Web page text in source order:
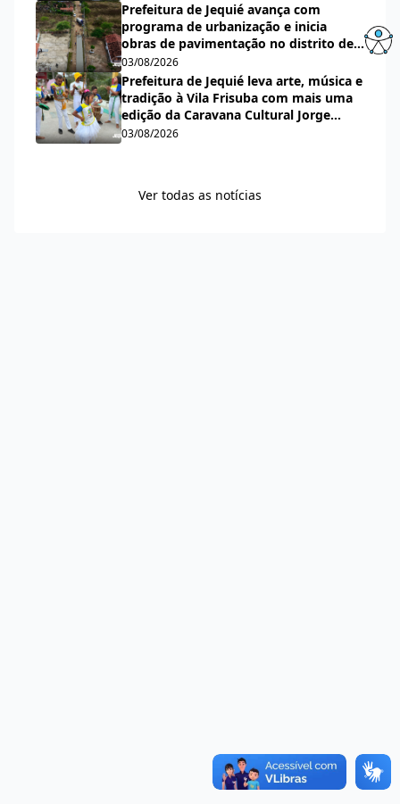
Prefeitura de Jequié avança com
programa de urbanização e inicia
obras de pavimentação no distrito de
Nova Esperança
03/08/2026
Prefeitura de Jequié leva arte, música e
tradição à Vila Frisuba com mais uma
edição da Caravana Cultural Jorge
Salomão
03/08/2026
Ver todas as notícias